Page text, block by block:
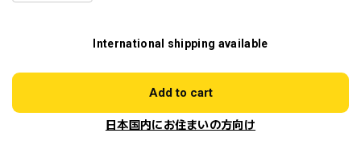
International shipping available
Add to cart
日本国内にお住まいの方向け